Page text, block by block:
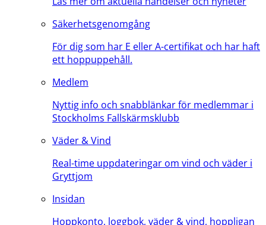
Säkerhetsgenomgång
För dig som har E eller A-certifikat och har haft
ett hoppuppehåll.
Medlem
Nyttig info och snabblänkar för medlemmar i
Stockholms Fallskärmsklubb
Väder & Vind
Real-time uppdateringar om vind och väder i
Gryttjom
Insidan
Hoppkonto, loggbok, väder & vind, hoppligan